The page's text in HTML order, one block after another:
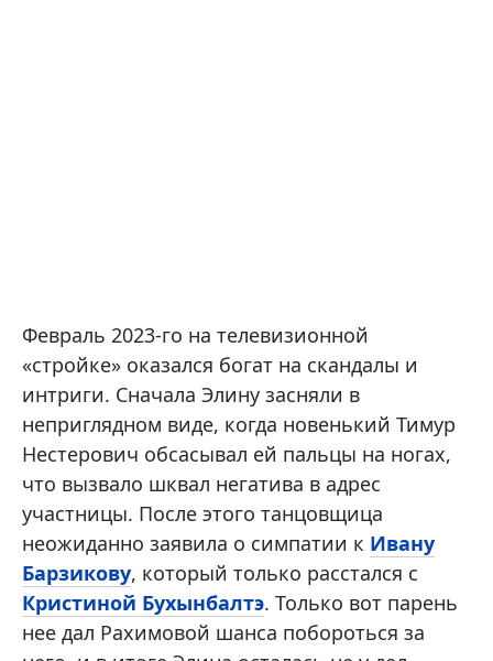
Февраль 2023-го на телевизионной
«стройке» оказался богат на скандалы и
интриги. Сначала Элину засняли в
неприглядном виде, когда новенький Тимур
Нестерович обсасывал ей пальцы на ногах,
что вызвало шквал негатива в адрес
участницы. После этого танцовщица
неожиданно заявила о симпатии к Ивану
Барзикову, который только расстался с
Кристиной Бухынбалтэ. Только вот парень
нее дал Рахимовой шанса побороться за